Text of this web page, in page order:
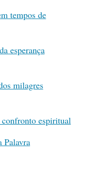
tempos de
esperança
milagres
espiritual
Palavra